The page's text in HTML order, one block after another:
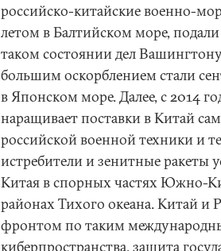
российско-китайские военно-
летом в Балтийском море,
таком состоянии дел
большим оскорблением стали
в Японском море. Далее, с 2014
наращивает поставки в Китай
российской военной техники и
истребители и зенитные ракеты
Китая в спорных частях Южно-
районах Тихого океана. Китай и
фронтом по таким
киберпространства, защита